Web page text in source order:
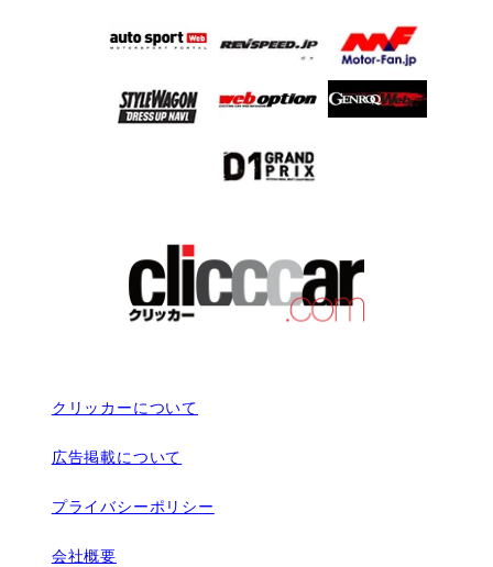
クリッカーについて
広告掲載について
プライバシーポリシー
会社概要